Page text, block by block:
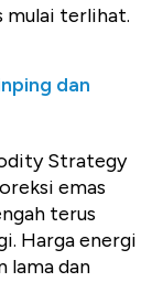
mulai terlihat.
dan
Strategy
emas
terus
Harga energi
lama dan